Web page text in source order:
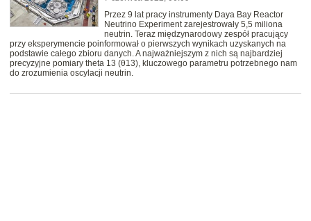
Przez 9 lat pracy instrumenty Daya Bay Reactor
Neutrino Experiment zarejestrowały 5,5 miliona
neutrin. Teraz międzynarodowy zespół pracujący
przy eksperymencie poinformował o pierwszych wynikach uzyskanych na
podstawie całego zbioru danych. A najważniejszym z nich są najbardziej
precyzyjne pomiary theta 13 (θ13), kluczowego parametru potrzebnego nam
do zrozumienia oscylacji neutrin.